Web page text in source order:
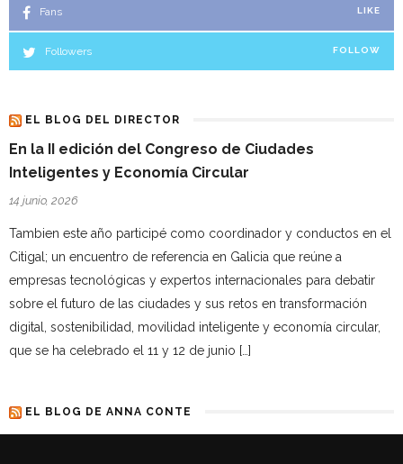
Fans LIKE
Followers FOLLOW
EL BLOG DEL DIRECTOR
En la II edición del Congreso de Ciudades
Inteligentes y Economía Circular
14 junio, 2026
Tambien este año participé como coordinador y conductos en el
Citigal; un encuentro de referencia en Galicia que reúne a
empresas tecnológicas y expertos internacionales para debatir
sobre el futuro de las ciudades y sus retos en transformación
digital, sostenibilidad, movilidad inteligente y economía circular,
que se ha celebrado el 11 y 12 de junio […]
EL BLOG DE ANNA CONTE